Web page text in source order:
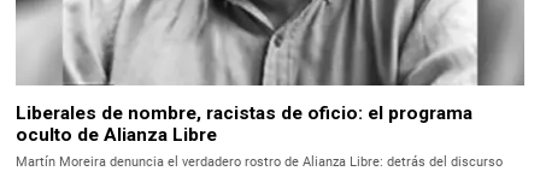
Liberales de nombre, racistas de oficio: el programa
oculto de Alianza Libre
Martín Moreira denuncia el verdadero rostro de Alianza Libre: detrás del discurso